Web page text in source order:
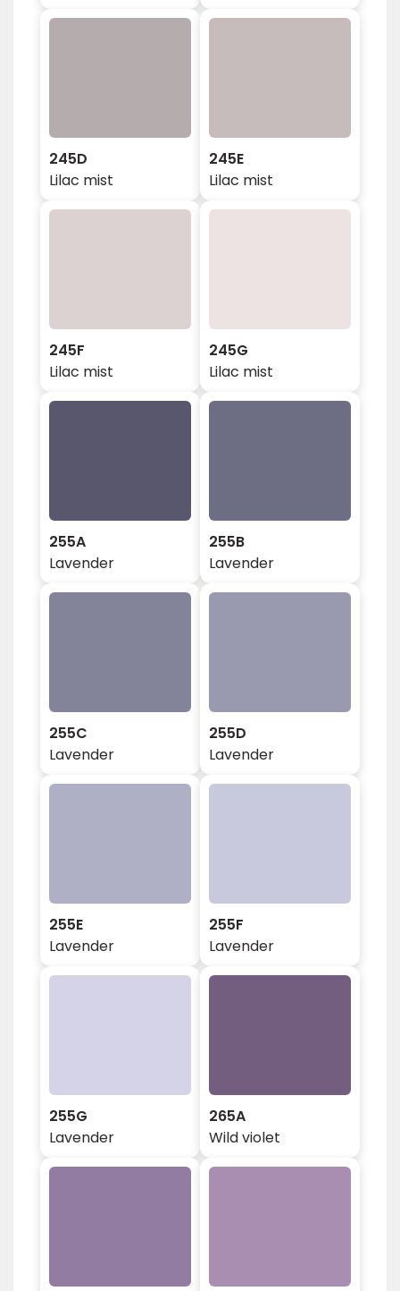
245D
Lilac mist
245E
Lilac mist
245F
Lilac mist
245G
Lilac mist
255A
Lavender
255B
Lavender
255C
Lavender
255D
Lavender
255E
Lavender
255F
Lavender
255G
Lavender
265A
Wild violet